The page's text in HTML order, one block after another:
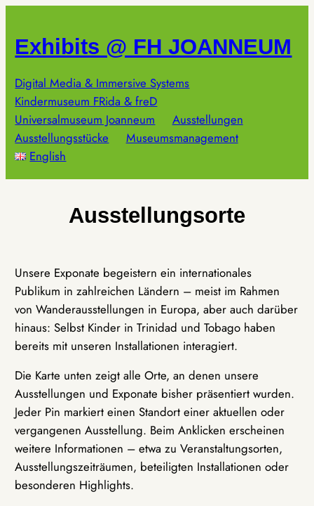
springen
Exhibits @ FH JOANNEUM
Digital Media & Immersive Systems
Kindermuseum FRida & freD
Universalmuseum Joanneum
Ausstellungen
Ausstellungsstücke
Museumsmanagement
English
Ausstellungsorte
Unsere Exponate begeistern ein internationales
Publikum in zahlreichen Ländern – meist im Rahmen
von Wanderausstellungen in Europa, aber auch darüber
hinaus: Selbst Kinder in Trinidad und Tobago haben
bereits mit unseren Installationen interagiert.
Die Karte unten zeigt alle Orte, an denen unsere
Ausstellungen und Exponate bisher präsentiert wurden.
Jeder Pin markiert einen Standort einer aktuellen oder
vergangenen Ausstellung. Beim Anklicken erscheinen
weitere Informationen – etwa zu Veranstaltungsorten,
Ausstellungszeiträumen, beteiligten Installationen oder
besonderen Highlights.